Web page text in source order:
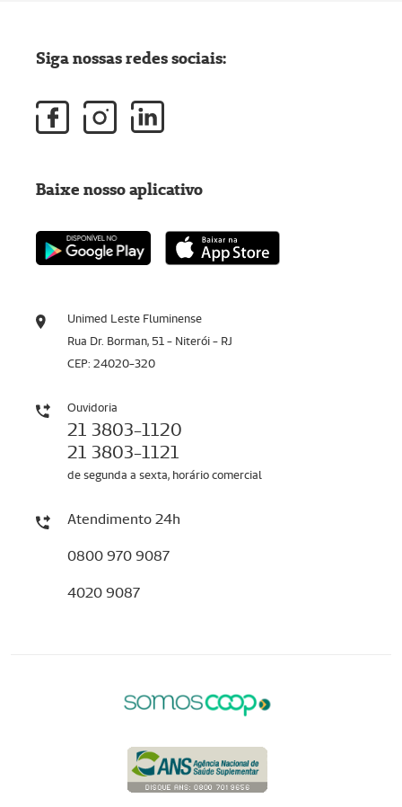
Unimed Leste Fluminense
Rua Dr. Borman, 51 - Niterói - RJ
CEP: 24020-320
Ouvidoria
21 3803-1120
21 3803-1121
de segunda a sexta, horário comercial
Atendimento 24h
0800 970 9087
4020 9087
Siga nossas redes sociais:
Baixe nosso aplicativo